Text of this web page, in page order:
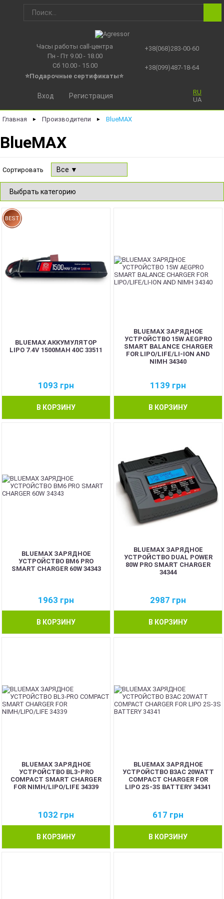
Часы работы call-центра
Пн - Пт 9.00 - 18.00
Сб 10.00 - 15.00
⭐Подарочные сертификаты⭐
+38(068)283-00-60
+38(099)487-18-64
RU
UA
Вход Регистрация
Главная ► Производители ► BlueMAX
BlueMAX
Сортировать
BEST
BLUEMAX АККУМУЛЯТОР
LIPO 7.4V 1500MAH 40C 33511
1093 грн
В КОРЗИНУ
BLUEMAX ЗАРЯДНОЕ
УСТРОЙСТВО 15W AEGPRO
SMART BALANCE CHARGER
FOR LIPO/LIFE/LI-ION AND
NIMH 34340
1139 грн
В КОРЗИНУ
BLUEMAX ЗАРЯДНОЕ
УСТРОЙСТВО BM6 PRO
SMART CHARGER 60W 34343
1963 грн
В КОРЗИНУ
BLUEMAX ЗАРЯДНОЕ
УСТРОЙСТВО DUAL POWER
80W PRO SMART CHARGER
34344
2987 грн
В КОРЗИНУ
BLUEMAX ЗАРЯДНОЕ
УСТРОЙСТВО BL3-PRO
COMPACT SMART CHARGER
FOR NIMH/LIPO/LIFE 34339
1032 грн
В КОРЗИНУ
BLUEMAX ЗАРЯДНОЕ
УСТРОЙСТВО B3AC 20WATT
COMPACT CHARGER FOR
LIPO 2S-3S BATTERY 34341
617 грн
В КОРЗИНУ